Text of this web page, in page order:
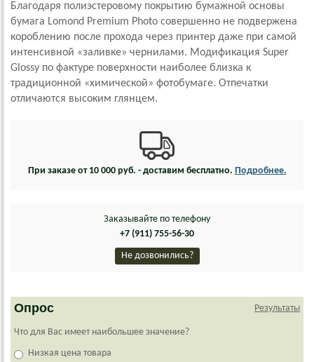
Благодаря полиэстеровому покрытию бумажной основы
бумага Lomond Premium Photo совершенно не подвержена
короблению после прохода через принтер даже при самой
интенсивной «заливке» чернилами. Модификация Super
Glossy по фактуре поверхности наиболее близка к
традиционной «химической» фотобумаге. Отпечатки
отличаются высоким глянцем.
При заказе от 10 000 руб. - доставим бесплатно. Подробнее.
Заказывайте по телефону
+7 (911) 755-56-30
Не дозвонились?
Опрос Результаты
Что для Вас имеет наибольшее значение?
Низкая цена товара